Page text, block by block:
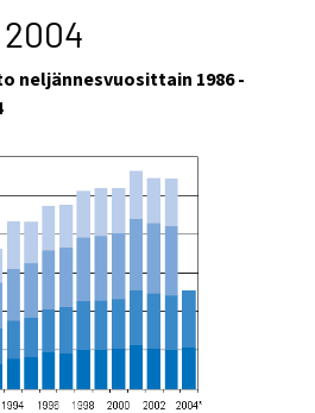
neljännesvuosittain 1986 -